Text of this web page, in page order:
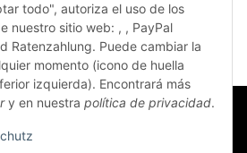
todo", autoriza el uso de los
nuestro sitio web: , , PayPal
Ratenzahlung. Puede cambiar la
momento (icono de huella
izquierda). Encontrará más
y en nuestra política de privacidad.